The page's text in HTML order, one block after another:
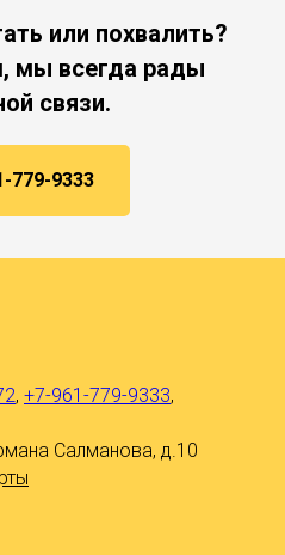
или похвалить?
мы всегда рады
связи.
779-9333
, +7-961-779-9333,
Салманова, д.10